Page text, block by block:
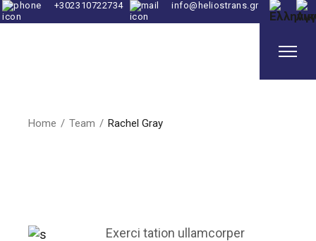
+302310722734 info@heliostrans.gr
Home Team Rachel Gray
Exerci tation ullamcorper